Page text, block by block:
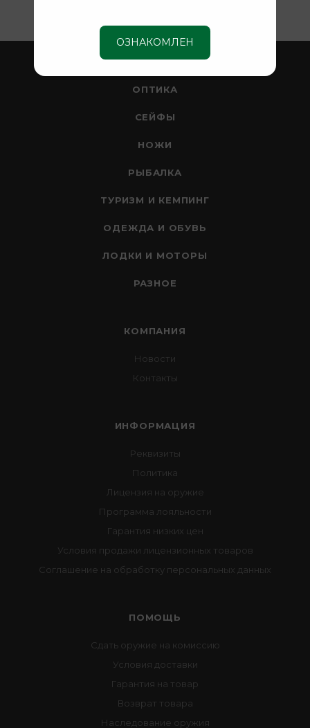
ОХОТА
ОПТИКА
СЕЙФЫ
НОЖИ
РЫБАЛКА
ТУРИЗМ И КЕМПИНГ
ОДЕЖДА И ОБУВЬ
ЛОДКИ И МОТОРЫ
РАЗНОЕ
КОМПАНИЯ
Новости
Контакты
ИНФОРМАЦИЯ
Реквизиты
Политика
Лицензия на оружие
Программа лояльности
Гарантия низких цен
Условия продажи лицензионных товаров
Соглашение на обработку персональных данных
ПОМОЩЬ
Сдать оружие на комиссию
Условия доставки
Гарантия на товар
Возврат товара
Наследование оружия
ОЗНАКОМЛЕН